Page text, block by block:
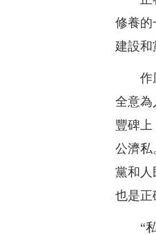
修養的
建設和
作
全意為
豐碑
公濟私
黨和人
也是正
“